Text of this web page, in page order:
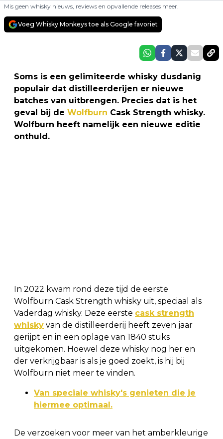
Mis geen whisky nieuws, reviews en opvallende releases meer.
Voeg Whisky Monkeys toe als Google favoriet
Soms is een gelimiteerde whisky dusdanig
populair dat distilleerderijen er nieuwe
batches van uitbrengen. Precies dat is het
geval bij de Wolfburn Cask Strength whisky.
Wolfburn heeft namelijk een nieuwe editie
onthuld.
In 2022 kwam rond deze tijd de eerste
Wolfburn Cask Strength whisky uit, speciaal als
Vaderdag whisky. Deze eerste cask strength
whisky van de distilleerderij heeft zeven jaar
gerijpt en in een oplage van 1840 stuks
uitgekomen. Hoewel deze whisky nog her en
der verkrijgbaar is als je goed zoekt, is hij bij
Wolfburn niet meer te vinden.
Van speciale whisky's genieten die je
hiermee optimaal.
De verzoeken voor meer van het amberkleurige